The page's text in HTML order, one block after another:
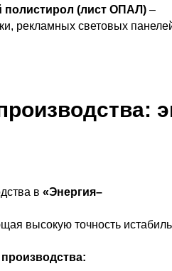
(лист ОПАЛ) –
рекламных световых
в «Энергия–
высокую точность